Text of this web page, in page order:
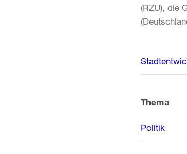
(RZU), die
Thema
Politik